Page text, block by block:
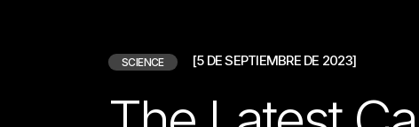
SCIENCE [5 DE SEPTIEMBRE DE 2023]